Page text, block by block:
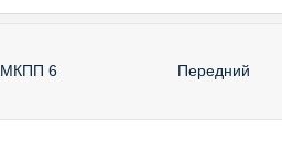
МКПП 6 Передний